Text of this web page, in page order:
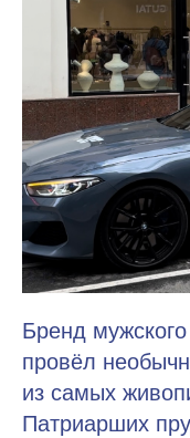
Бренд
провёл
из самых
Патриарших